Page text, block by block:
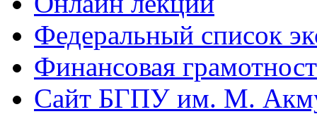
Федеральный список
Финансовая
Сайт БГПУ им. М.